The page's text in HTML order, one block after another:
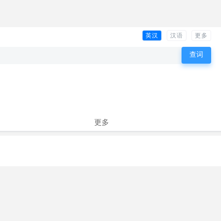
英汉 汉语 更多
更多